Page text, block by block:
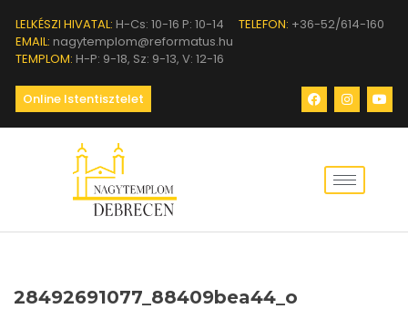
LELKÉSZI HIVATAL: H-Cs: 10-16 P: 10-14 TELEFON: +36-52/614-160
EMAIL: nagytemplom@reformatus.hu
TEMPLOM: H-P: 9-18, Sz: 9-13, V: 12-16
Online Istentisztelet
28492691077_88409bea44_o